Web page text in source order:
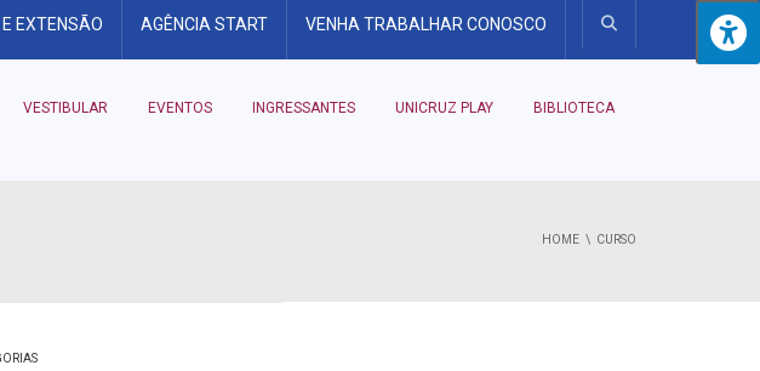
EXTENSÃO AGÊNCIA START VENHA TRABALHAR CONOSCO
VESTIBULAR EVENTOS INGRESSANTES UNICRUZ PLAY BIBLIOTECA
HOME CURSO